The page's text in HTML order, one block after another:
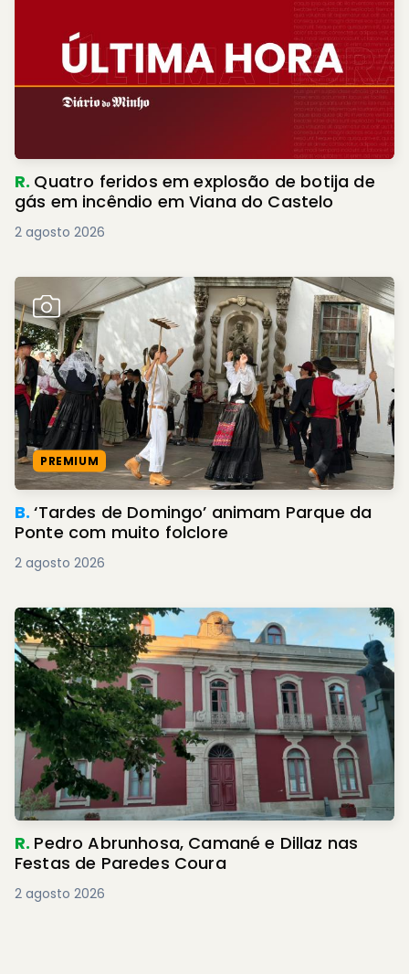
R. Quatro feridos em explosão de botija de
gás em incêndio em Viana do Castelo
2 agosto 2026
PREMIUM
B.‘Tardes de Domingo’ animam Parque da
Ponte com muito folclore
2 agosto 2026
R. Pedro Abrunhosa, Camané e Dillaz nas
Festas de Paredes Coura
2 agosto 2026